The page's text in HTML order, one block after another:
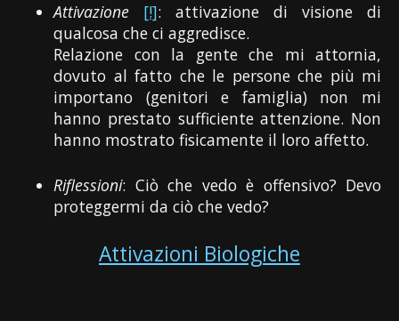
Attivazione [!]: attivazione di visione di
qualcosa che ci aggredisce.
Relazione con la gente che mi attornia,
dovuto al fatto che le persone che più mi
importano (genitori e famiglia) non mi
hanno prestato sufficiente attenzione. Non
hanno mostrato fisicamente il loro affetto.
Riflessioni: Ciò che vedo è offensivo? Devo
proteggermi da ciò che vedo?
Attivazioni Biologiche